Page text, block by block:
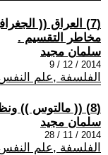
(7) العراق ((
مخاطر التقسيم .
سلمان مجيد
2014 / 12 / 9
الفلسفة ,علم
(8) (( مالتوس )) ونظريته العرجاء .
سلمان مجيد
2014 / 11 / 28
الفلسفة ,علم